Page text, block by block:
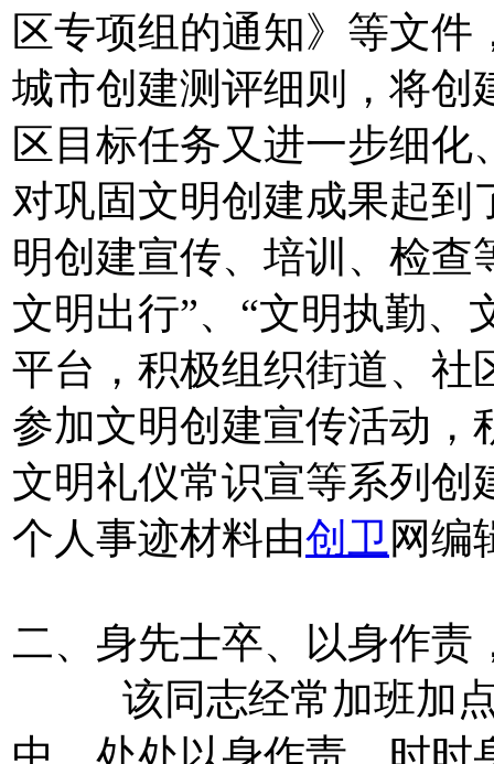
区专项组的通知》等文
城市创建测评细则，将创
区目标任务又进一步细
对巩固文明创建成果起到
明创建宣传、培训、检查
文明出行”、“文明执勤、
平台，积极组织街道、社
参加文明创建宣传活动，
文明礼仪常识宣等系列创
个人事迹材料由创卫 网编
二、身先士卒、以身作责
该同志经常加班加点